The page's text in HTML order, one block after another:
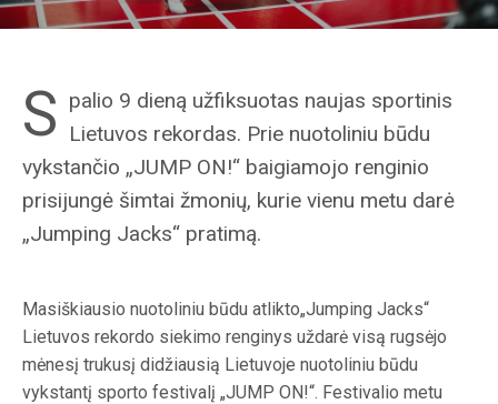
S palio 9 dieną užfiksuotas naujas sportinis
Lietuvos rekordas. Prie nuotoliniu būdu
vykstančio „JUMP ON!“ baigiamojo renginio
prisijungė šimtai žmonių, kurie vienu metu darė
„Jumping Jacks“ pratimą.
Masiškiausio nuotoliniu būdu atlikto„Jumping Jacks“
Lietuvos rekordo siekimo renginys uždarė visą rugsėjo
mėnesį trukusį didžiausią Lietuvoje nuotoliniu būdu
vykstantį sporto festivalį „JUMP ON!“. Festivalio metu